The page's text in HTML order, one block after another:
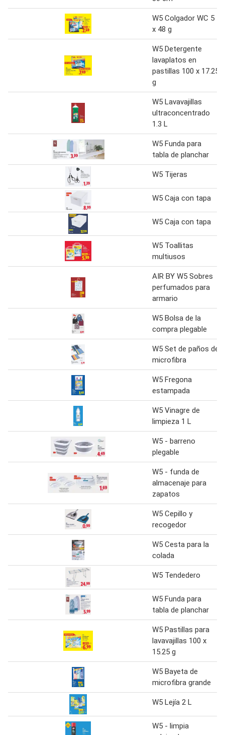
W5 Colgador WC 5
x 48 g
W5 Detergente
lavaplatos en
pastillas 100 x 17.25
g
W5 Lavavajillas
ultraconcentrado
1.3 L
W5 Funda para
tabla de planchar
W5 Tijeras
W5 Caja con tapa
W5 Caja con tapa
W5 Toallitas
multiusos
AIR BY W5 Sobres
perfumados para
armario
W5 Bolsa de la
compra plegable
W5 Set de paños de
microfibra
W5 Fregona
estampada
W5 Vinagre de
limpieza 1 L
W5 - barreno
plegable
W5 - funda de
almacenaje para
zapatos
W5 Cepillo y
recogedor
W5 Cesta para la
colada
W5 Tendedero
W5 Funda para
tabla de planchar
W5 Pastillas para
lavavajillas 100 x
15.25 g
W5 Bayeta de
microfibra grande
W5 Lejía 2 L
W5 - limpia